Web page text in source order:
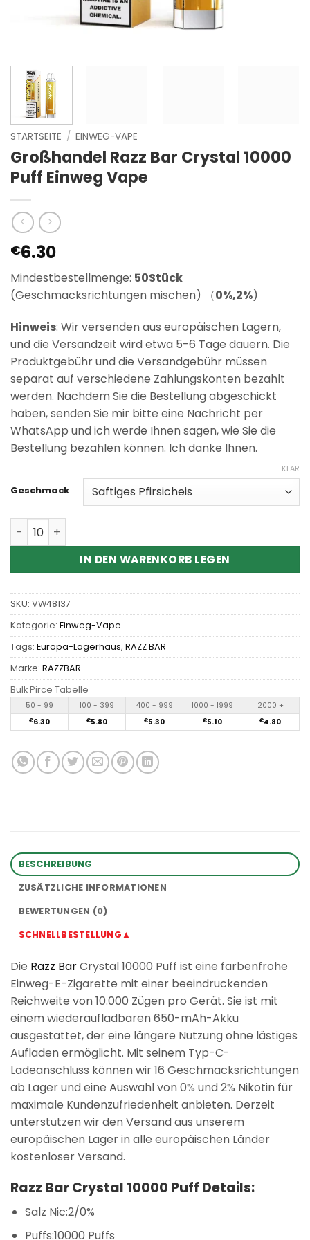
STARTSEITE / EINWEG-VAPE
Großhandel Razz Bar Crystal 10000
Puff Einweg Vape
€6.30
Mindestbestellmenge: 50Stück
(Geschmacksrichtungen mischen) （0%,2%)
Hinweis: Wir versenden aus europäischen Lagern,
und die Versandzeit wird etwa 5-6 Tage dauern. Die
Produktgebühr und die Versandgebühr müssen
separat auf verschiedene Zahlungskonten bezahlt
werden. Nachdem Sie die Bestellung abgeschickt
haben, senden Sie mir bitte eine Nachricht per
WhatsApp und ich werde Ihnen sagen, wie Sie die
Bestellung bezahlen können. Ich danke Ihnen.
Geschmack
KLAR
Wholesale Razz Bar Crystal 10000 Puff Disposable Vape
IN DEN WARENKORB LEGEN
SKU: VW48137
Kategorie: Einweg-Vape
Tags: Europa-Lagerhaus, RAZZ BAR
Marke: RAZZBAR
Bulk Pirce Tabelle
50 - 99 100 - 399 400 - 999 1000 - 1999 2000 +
€6.30 €5.80 €5.30 €5.10 €4.80
BESCHREIBUNG
ZUSÄTZLICHE INFORMATIONEN
BEWERTUNGEN (0)
SCHNELLBESTELLUNG▲
Die Razz BarCrystal 10000 Puff ist eine farbenfrohe
Einweg-E-Zigarette mit einer beeindruckenden
Reichweite von 10.000 Zügen pro Gerät. Sie ist mit
einem wiederaufladbaren 650-mAh-Akku
ausgestattet, der eine längere Nutzung ohne lästiges
Aufladen ermöglicht. Mit seinem Typ-C-
Ladeanschluss können wir 16 Geschmacksrichtungen
ab Lager und eine Auswahl von 0% und 2% Nikotin für
maximale Kundenzufriedenheit anbieten. Derzeit
unterstützen wir den Versand aus unserem
europäischen Lager in alle europäischen Länder
kostenloser Versand.
Razz Bar Crystal 10000 Puff Details:
Salz Nic:2/0%
Puffs:10000 Puffs